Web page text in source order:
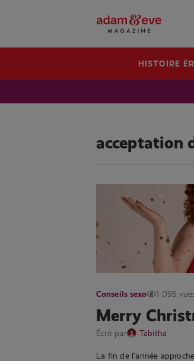
HISTOIRE
acceptation
Conseils sexo 1 095
Merry
Écrit par Tabitha
La fin de l’année